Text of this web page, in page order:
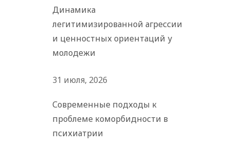
Динамика
легитимизированной агрессии
и ценностных ориентаций у
молодежи
31 июля, 2026
Современные подходы к
проблеме коморбидности в
психиатрии